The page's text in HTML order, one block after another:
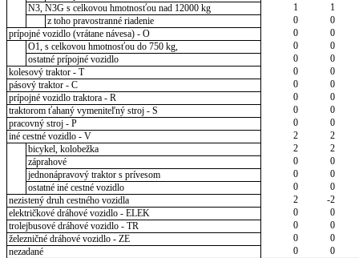
N3, N3G s celkovou hmotnosťou nad 12000 kg
1
1
z toho pravostranné riadenie
0
0
prípojné vozidlo (vrátane návesa) - O
0
0
O1, s celkovou hmotnosťou do 750 kg,
0
0
ostatné prípojné vozidlo
0
0
kolesový traktor - T
0
0
pásový traktor - C
0
0
prípojné vozidlo traktora - R
0
0
traktorom ťahaný vymeniteľný stroj - S
0
0
pracovný stroj - P
0
0
iné cestné vozidlo - V
2
2
bicykel, kolobežka
2
2
záprahové
0
0
jednonápravový traktor s prívesom
0
0
ostatné iné cestné vozidlo
0
0
nezistený druh cestného vozidla
2
-2
električkové dráhové vozidlo - ELEK
0
0
trolejbusové dráhové vozidlo - TR
0
0
železničné dráhové vozidlo - ZE
0
0
nezadané
0 0